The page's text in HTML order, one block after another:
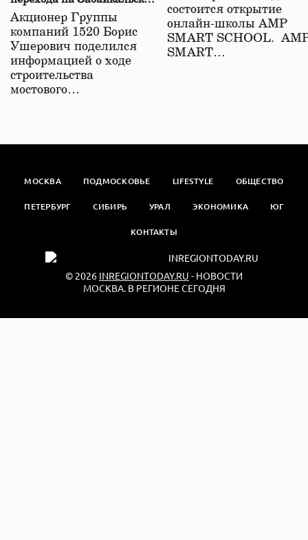
железной дороге
Акционер Группы
компаний 1520 Борис
Ушерович поделился
информацией о ходе
строительства
мостового…
состоится открытие
онлайн-школы АМР
SMART SCHOOL.
SMART…
МОСКВА ПОДМОСКОВЬЕ LIFESTYLE ОБЩЕСТВО
ПЕТЕРБУРГ СИБИРЬ УРАЛ ЭКОНОМИКА ЮГ
КОНТАКТЫ
© 2026 INREGIONTODAY.RU - НОВОСТИ
МОСКВА. В РЕГИОНЕ СЕГОДНЯ